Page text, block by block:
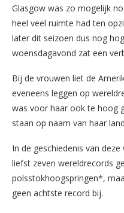
Glasgow was zo mogelijk
heel veel ruimte had ten
later dit seizoen dus nog
woensdagavond zat een
Bij de vrouwen liet de
eveneens leggen op
was voor haar ook te hoog
staan op naam van haar
In de geschiedenis van
liefst zeven wereldrecords
polsstokhoogspringen*,
geen achtste record bij.